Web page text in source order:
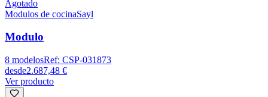
Agotado
Modulos de cocinaSayl
Modulo
8 modelosRef: CSP-031873
desde2.687,48 €
Ver producto